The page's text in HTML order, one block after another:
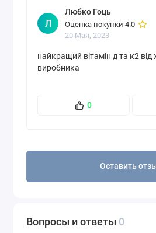
Л
Любко Гоць
Оценка покупки 4.0
20 Мая, 2023
найкращий вітамін д та к2
виробника
0
Оставить
Вопросы и ответы 0